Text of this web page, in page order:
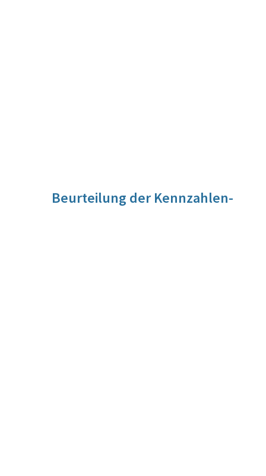
Beurteilung der Kennzahlen-